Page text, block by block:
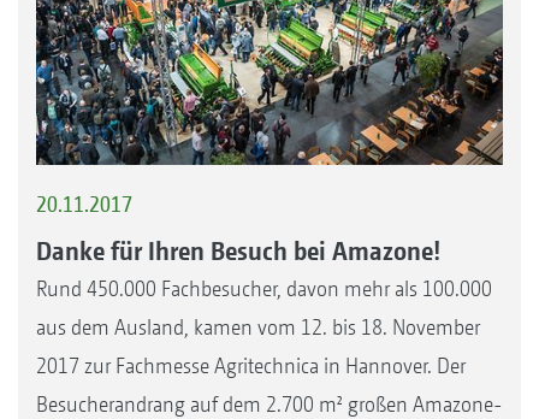
20.11.2017
Danke für Ihren Besuch bei Amazone!
Rund 450.000 Fachbesucher, davon mehr als 100.000
aus dem Ausland, kamen vom 12. bis 18. November
2017 zur Fachmesse Agritechnica in Hannover. Der
Besucherandrang auf dem 2.700 m² großen Amazone-